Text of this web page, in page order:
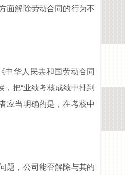
面解除劳动合同的行为不
华人民共和国劳动合同
把“业绩考核成绩中排到
应当明确的是，在考核中
题，公司能否解除与其的